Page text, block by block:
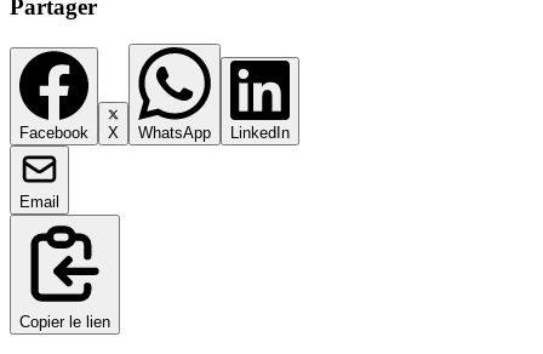
Partager
Facebook X WhatsApp LinkedIn
Email
Copier le lien